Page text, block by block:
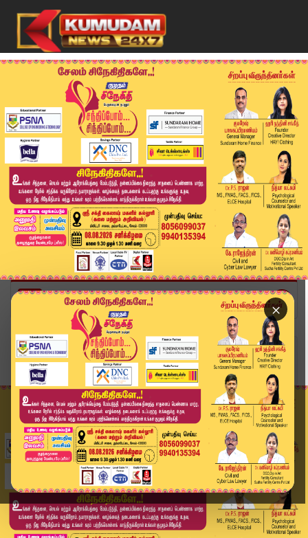
×
Home
வீடியோ ஸ்டோரி
12 வயது சிறுவனை பிரம்பால்தாக்கிய உடற்கல்வி ஆசிர...